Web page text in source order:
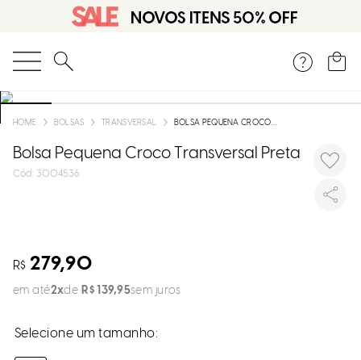
O que você está procurando?
BOLSAS TRANSVERSAL BOLSA PEQUENA CROCO TRANSVERSAL PRETA
Bolsa Pequena Croco Transversal Preta
: 3004536
R$ 279,90
em até2 R$ 139,95sem juros